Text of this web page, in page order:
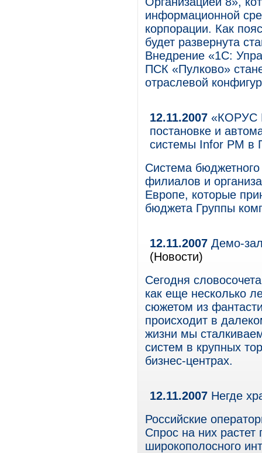
информационной
корпорации. Как
будет развернута
Внедрение «1С:
ПСК «Пулково»
отраслевой
12.11.2007 «КОРУС
постановке и
системы Infor PM в
Система
филиалов и
Европе, которые
бюджета Группы
12.11.2007 Демо-
(Новости)
Сегодня
как еще несколько
сюжетом из
происходит в
жизни мы
систем в крупных
бизнес-центрах.
12.11.2007 Негде
Российские
Спрос на них растет
широкополосного